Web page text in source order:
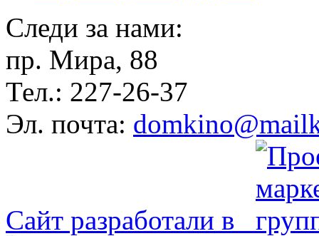
Следи за нами:
пр. Мира, 88
Тел.: 227-26-37
Эл. почта:
Сайт разработали в